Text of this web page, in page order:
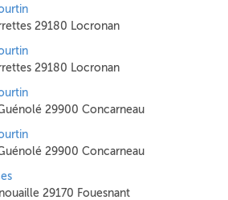
29180 Locronan
29180 Locronan
29900 Concarneau
29900 Concarneau
29170 Fouesnant